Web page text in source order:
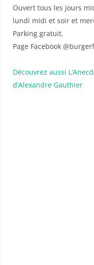
Ouvert tous les jours
lundi midi et soir et
Parking gratuit.
Page Facebook
Découvrez aussi
d’Alexandre Gauthier